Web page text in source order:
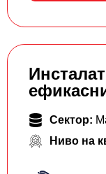
Сектор:
Ниво на